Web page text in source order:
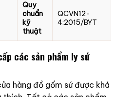
Quy
chuẩn
kỹ
thuật
QCVN12-
4:2015/BYT
các sản phẩm ly sứ
hàng đồ gốm sứ được khá